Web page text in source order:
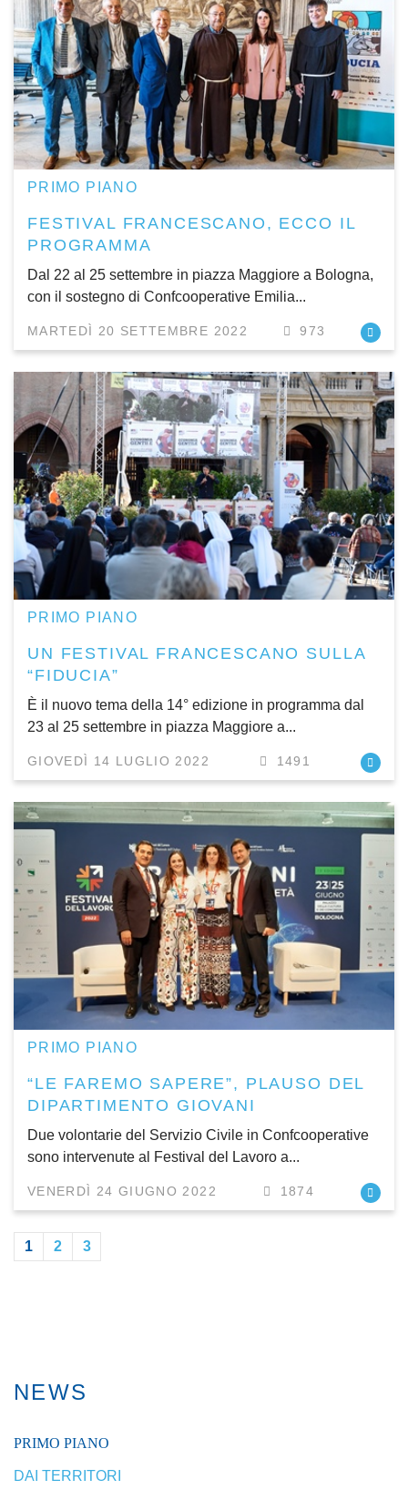
PRIMO PIANO
FESTIVAL FRANCESCANO, ECCO IL
PROGRAMMA
Dal 22 al 25 settembre in piazza Maggiore a Bologna,
con il sostegno di Confcooperative Emilia...
MARTEDÌ 20 SETTEMBRE 2022 973
PRIMO PIANO
UN FESTIVAL FRANCESCANO SULLA
“FIDUCIA”
È il nuovo tema della 14° edizione in programma dal
23 al 25 settembre in piazza Maggiore a...
GIOVEDÌ 14 LUGLIO 2022 1491
PRIMO PIANO
“LE FAREMO SAPERE”, PLAUSO DEL
DIPARTIMENTO GIOVANI
Due volontarie del Servizio Civile in Confcooperative
sono intervenute al Festival del Lavoro a...
VENERDÌ 24 GIUGNO 2022 1874
1 2 3
NEWS
PRIMO PIANO
DAI TERRITORI